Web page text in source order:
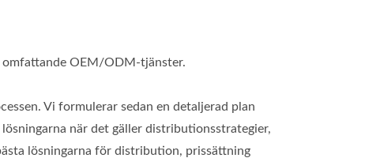
OEM/ODM-tjänster.
Vi formulerar sedan en detaljerad plan
när det gäller distributionsstrategier,
lösningarna för distribution, prissättning